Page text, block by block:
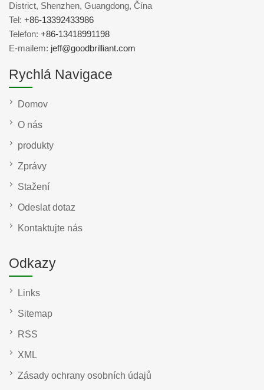
District, Shenzhen, Guangdong, Čína
Tel: +86-13392433986
Telefon: +86-13418991198
E-mailem: jeff@goodbrilliant.com
Rychlá Navigace
Domov
O nás
produkty
Zprávy
Stažení
Odeslat dotaz
Kontaktujte nás
Odkazy
Links
Sitemap
RSS
XML
Zásady ochrany osobních údajů